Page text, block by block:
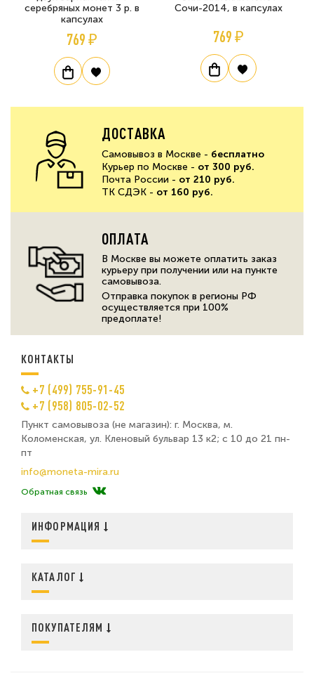
серебряных монет 3 р. в
капсулах
769 ₽
Сочи-2014, в капсулах
769 ₽
ДОСТАВКА
Самовывоз в Москве - бесплатно
Курьер по Москве - от 300 руб.
Почта России - от 210 руб.
ТК СДЭК - от 160 руб.
ОПЛАТА
В Москве вы можете оплатить заказ
курьеру при получении или на пункте
самовывоза.
Отправка покупок в регионы РФ
осуществляется при 100%
предоплате!
КОНТАКТЫ
+7 (499) 755-91-45
+7 (958) 805-02-52
Пункт самовывоза (не магазин): г. Москва, м.
Коломенская, ул. Кленовый бульвар 13 к2; с 10 до 21 пн-
пт
info@moneta-mira.ru
Обратная связь
ИНФОРМАЦИЯ
КАТАЛОГ
ПОКУПАТЕЛЯМ